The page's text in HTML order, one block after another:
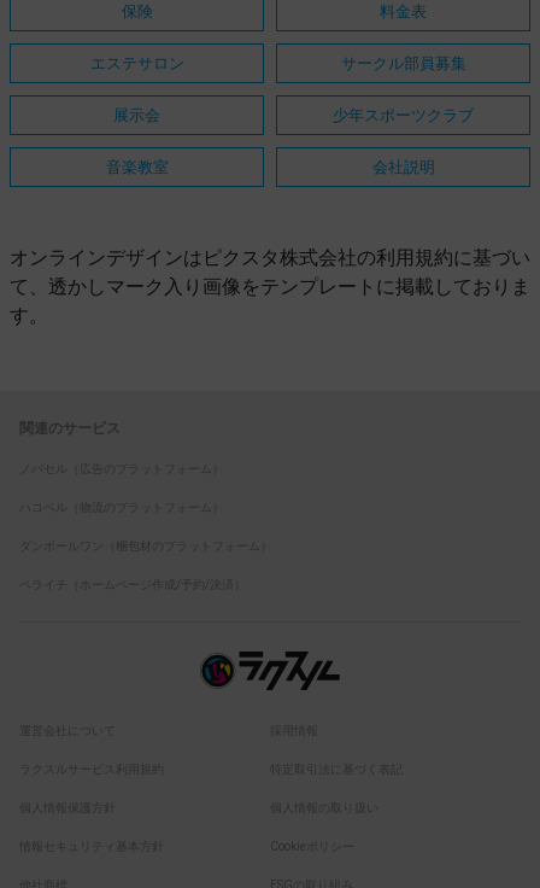
保険 料金表
エステサロン サークル部員募集
展示会 少年スポーツクラブ
音楽教室 会社説明
オンラインデザインはピクスタ株式会社の利用規約に基づい
て、透かしマーク入り画像をテンプレートに掲載しておりま
す。
関連のサービス
ペライチ（ホームページ作成/予約/決済）
採用情報
ラクスルサービス利用規約 特定取引法に基づく表記
個人情報保護方針 個人情報の取り扱い
情報セキュリティ基本方針 Cookieポリシー
他社商標 ESGの取り組み